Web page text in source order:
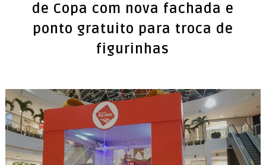
de Copa com nova fachada e
ponto gratuito para troca de
figurinhas